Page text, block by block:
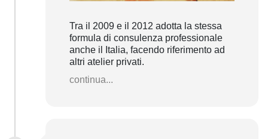
Tra il 2009 e il 2012 adotta la stessa
formula di consulenza professionale
anche il Italia, facendo riferimento ad
altri atelier privati.
continua...